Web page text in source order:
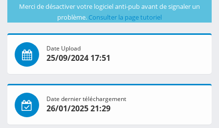
Merci de désactiver votre logiciel anti-pub avant de signaler un
problème. Consulter la page tutoriel
Date Upload
25/09/2024 17:51
Date dernier téléchargement
26/01/2025 21:29